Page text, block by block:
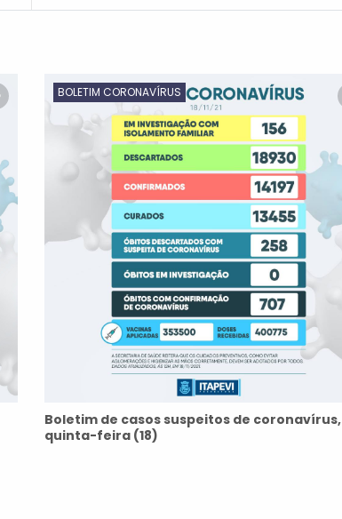
BOLETIM CORONAVÍRUS
Boletim de casos suspeitos de coronavírus,
quinta-feira (18)